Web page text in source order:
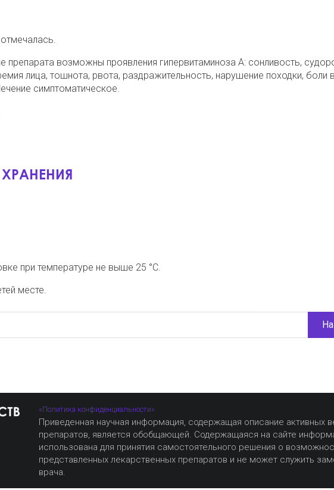
препарата возможны проявления гипервитаминоза А: сонливость,
лица, тошнота, рвота, раздражительность, нарушение походки, боли в
симптоматическое.
при температуре не выше 25 °С.
месте.
«Политика конфиденциальности»
Приведенная научная информация, содержащая описание активных
препаратов, является обобщающей. Содержащаяся на сайте
использована для принятия самостоятельного решения о
представленных лекарственных препаратов и не может служить
врача.